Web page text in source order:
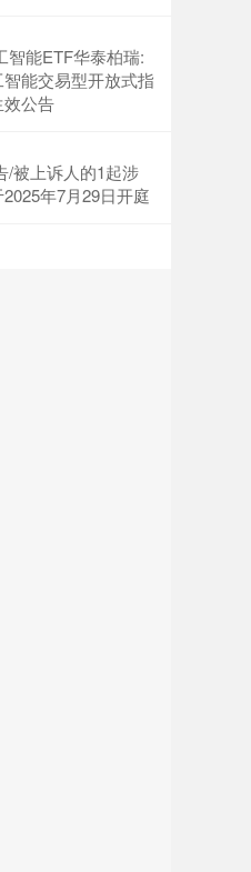
智能ETF华泰柏瑞:
能交易型开放式指
公告
/被上诉人的1起涉
年7月29日开庭